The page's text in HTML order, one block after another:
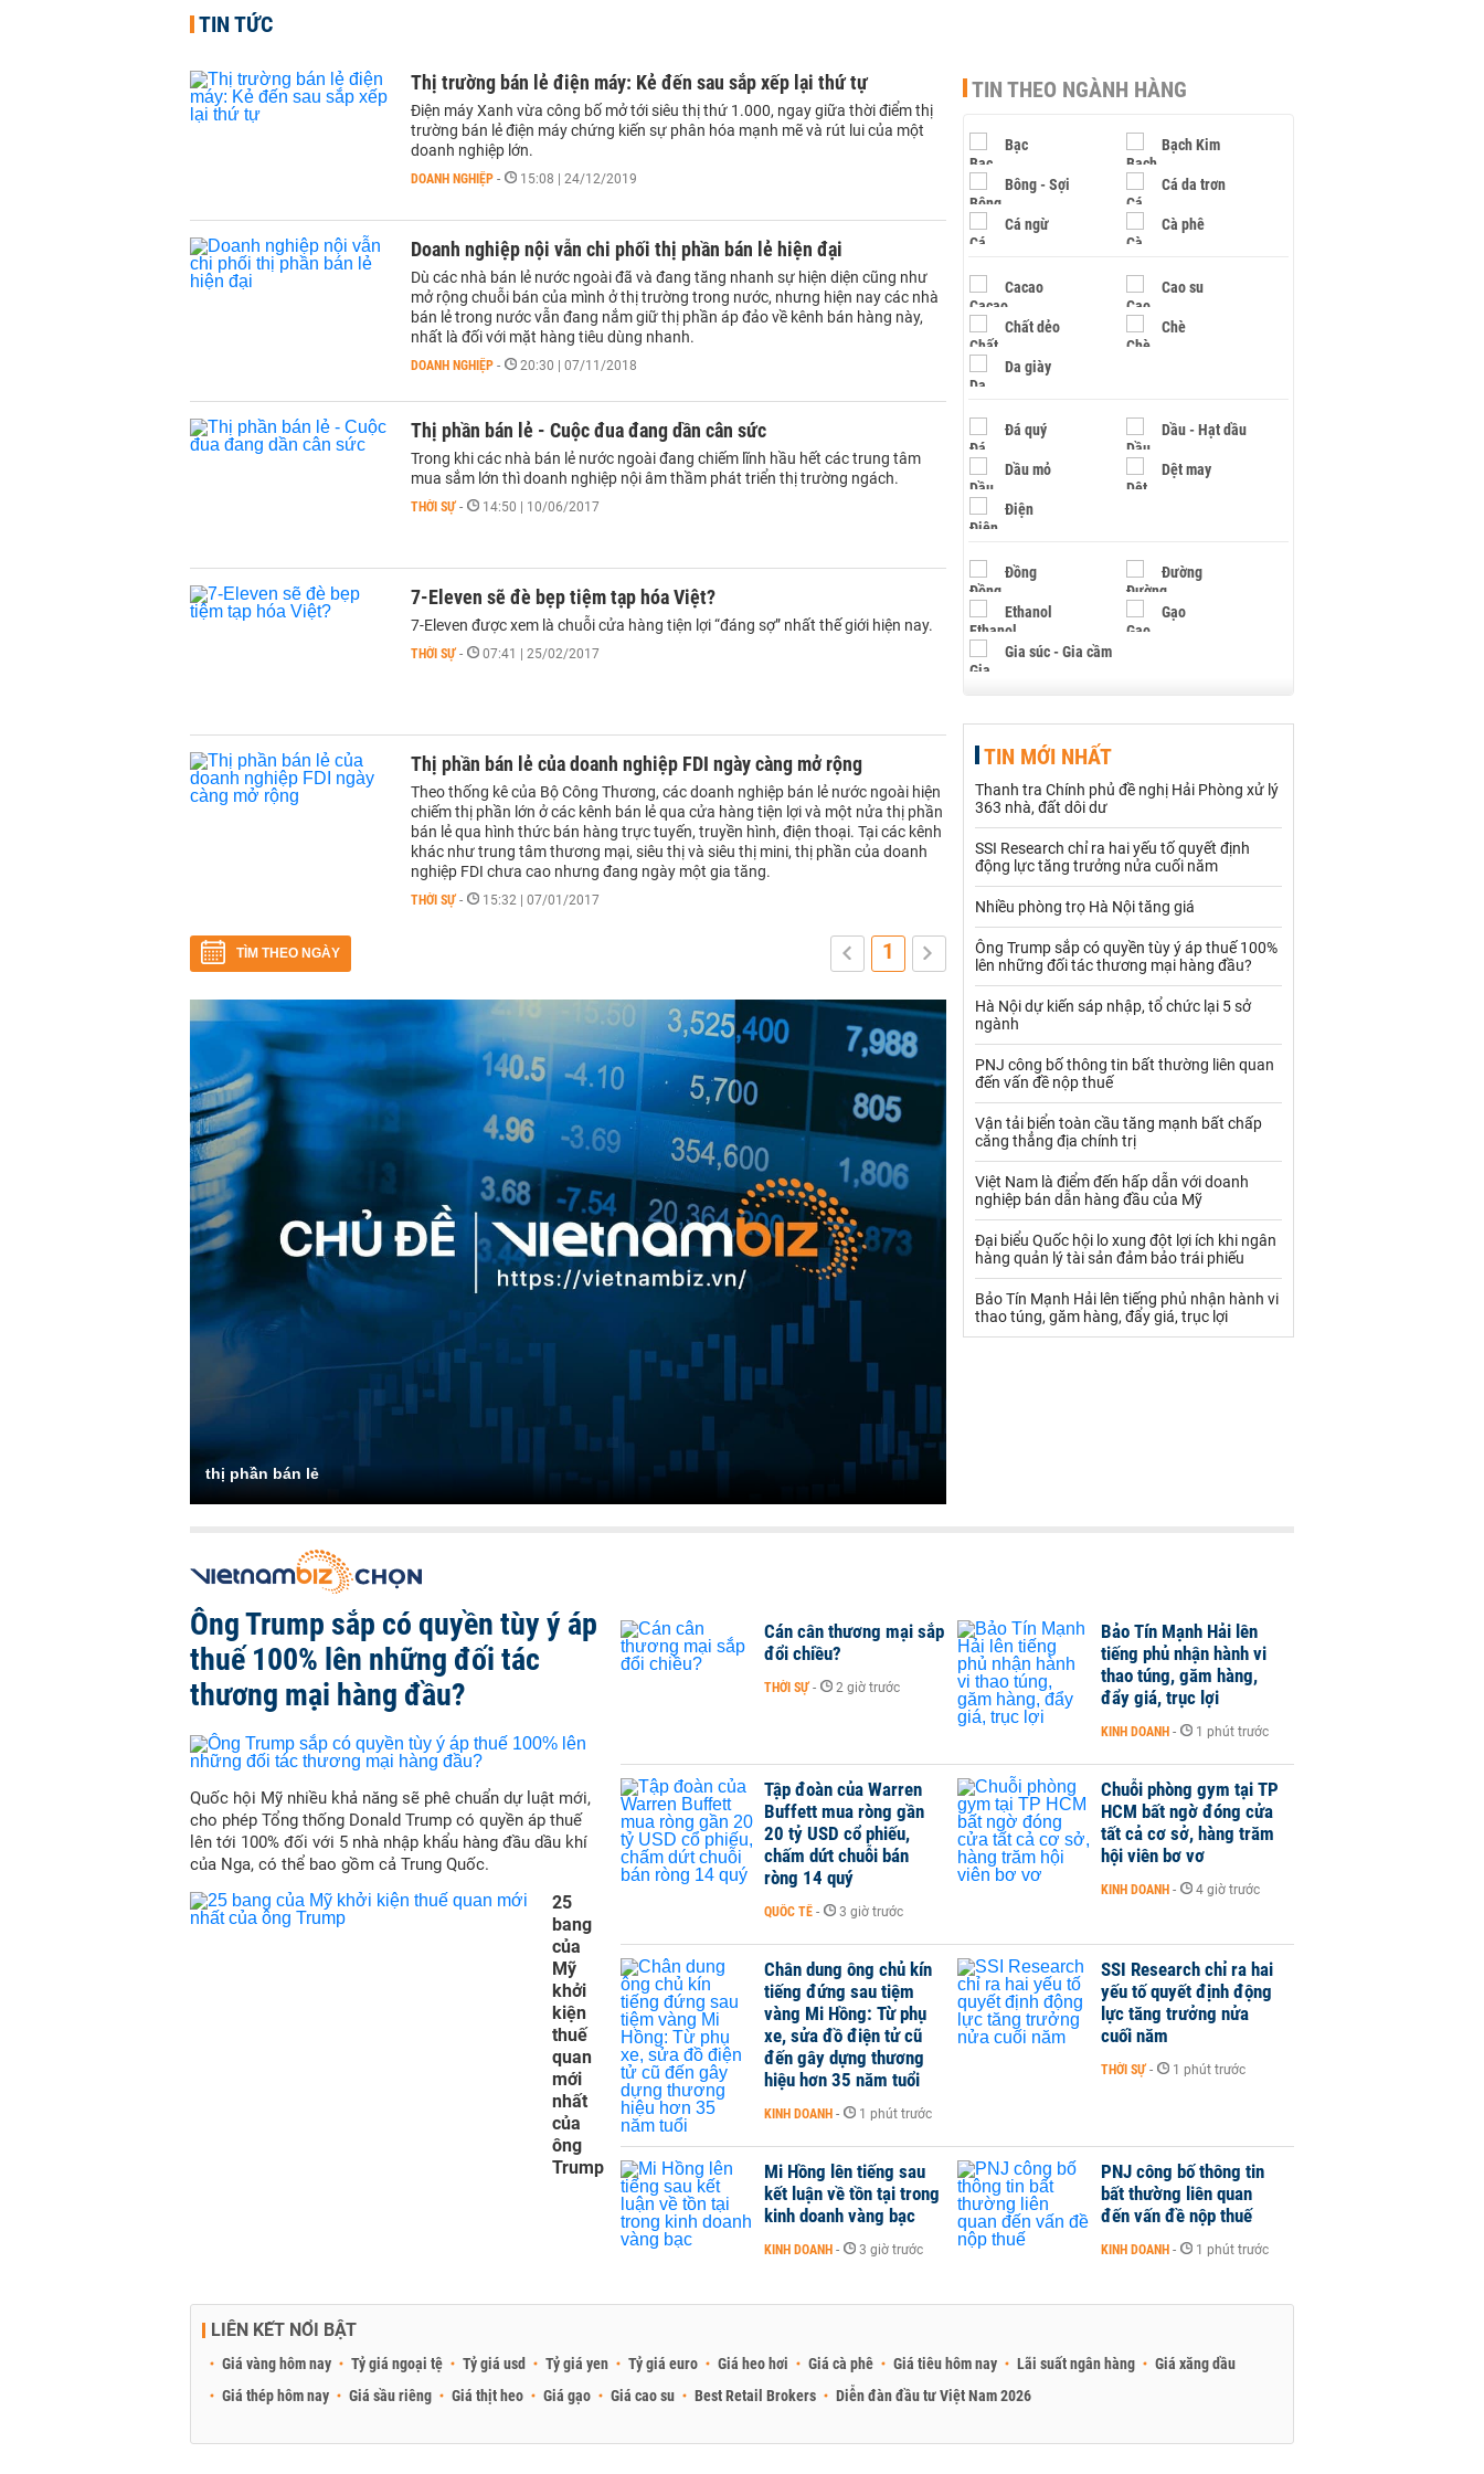
TIN TỨC
Thị trường bán lẻ điện máy: Kẻ đến sau sắp xếp lại thứ tự
Điện máy Xanh vừa công bố mở tới siêu thị thứ 1.000, ngay giữa thời điểm thị
trường bán lẻ điện máy chứng kiến sự phân hóa mạnh mẽ và rút lui của một
doanh nghiệp lớn.
DOANH NGHIỆP - 15:08 | 24/12/2019
Doanh nghiệp nội vẫn chi phối thị phần bán lẻ hiện đại
Dù các nhà bán lẻ nước ngoài đã và đang tăng nhanh sự hiện diện cũng như
mở rộng chuỗi bán của mình ở thị trường trong nước, nhưng hiện nay các nhà
bán lẻ trong nước vẫn đang nắm giữ thị phần áp đảo về kênh bán hàng này,
nhất là đối với mặt hàng tiêu dùng nhanh.
DOANH NGHIỆP - 20:30 | 07/11/2018
Thị phần bán lẻ - Cuộc đua đang dần cân sức
Trong khi các nhà bán lẻ nước ngoài đang chiếm lĩnh hầu hết các trung tâm
mua sắm lớn thì doanh nghiệp nội âm thầm phát triển thị trường ngách.
THỜI SỰ - 14:50 | 10/06/2017
7-Eleven sẽ đè bẹp tiệm tạp hóa Việt?
7-Eleven được xem là chuỗi cửa hàng tiện lợi “đáng sợ” nhất thế giới hiện nay.
THỜI SỰ - 07:41 | 25/02/2017
Thị phần bán lẻ của doanh nghiệp FDI ngày càng mở rộng
Theo thống kê của Bộ Công Thương, các doanh nghiệp bán lẻ nước ngoài hiện
chiếm thị phần lớn ở các kênh bán lẻ qua cửa hàng tiện lợi và một nửa thị phần
bán lẻ qua hình thức bán hàng trực tuyến, truyền hình, điện thoại. Tại các kênh
khác như trung tâm thương mại, siêu thị và siêu thị mini, thị phần của doanh
nghiệp FDI chưa cao nhưng đang ngày một gia tăng.
THỜI SỰ - 15:32 | 07/01/2017
TÌM THEO NGÀY 1
thị phần bán lẻ
TIN THEO NGÀNH HÀNG
Bạc Bạch Kim
Bông - Sợi Cá da trơn
Cá ngừ Cà phê
Cacao Cao su
Chất dẻo Chè
Da giày
Đá quý Dầu - Hạt dầu
Dầu mỏ Dệt may
Điện
Đồng Đường
Ethanol Gạo
Gia súc - Gia cầm
Hạt điều
Khí đốt
Kim loại khác Mắc ca
Muối Ngũ cốc
Nhựa - Hạt nhựa
Palladium Phân bón
Sữa
Than
Thủy hải sản khác Tôm
Vàng
VLXD khác Xăng dầu
Xi măng - Clynker
TIN MỚI NHẤT
Thanh tra Chính phủ đề nghị Hải Phòng xử lý
363 nhà, đất dôi dư
SSI Research chỉ ra hai yếu tố quyết định
động lực tăng trưởng nửa cuối năm
Nhiều phòng trọ Hà Nội tăng giá
Ông Trump sắp có quyền tùy ý áp thuế 100%
lên những đối tác thương mại hàng đầu?
Hà Nội dự kiến sáp nhập, tổ chức lại 5 sở
ngành
PNJ công bố thông tin bất thường liên quan
đến vấn đề nộp thuế
Vận tải biển toàn cầu tăng mạnh bất chấp
căng thẳng địa chính trị
Việt Nam là điểm đến hấp dẫn với doanh
nghiệp bán dẫn hàng đầu của Mỹ
Đại biểu Quốc hội lo xung đột lợi ích khi ngân
hàng quản lý tài sản đảm bảo trái phiếu
Bảo Tín Mạnh Hải lên tiếng phủ nhận hành vi
thao túng, găm hàng, đẩy giá, trục lợi
Ông Trump sắp có quyền tùy ý áp
thuế 100% lên những đối tác
thương mại hàng đầu?
Quốc hội Mỹ nhiều khả năng sẽ phê chuẩn dự luật mới,
cho phép Tổng thống Donald Trump có quyền áp thuế
lên tới 100% đối với 5 nhà nhập khẩu hàng đầu dầu khí
của Nga, có thể bao gồm cả Trung Quốc.
25
bang
của
Mỹ
khởi
kiện
thuế
quan
mới
nhất
của
ông
Trump
Cán cân thương mại sắp
đổi chiều?
THỜI SỰ - 2 giờ trước
Bảo Tín Mạnh Hải lên
tiếng phủ nhận hành vi
thao túng, găm hàng,
đẩy giá, trục lợi
KINH DOANH - 1 phút trước
Tập đoàn của Warren
Buffett mua ròng gần
20 tỷ USD cổ phiếu,
chấm dứt chuỗi bán
ròng 14 quý
QUỐC TẾ - 3 giờ trước
Chuỗi phòng gym tại TP
HCM bất ngờ đóng cửa
tất cả cơ sở, hàng trăm
hội viên bơ vơ
KINH DOANH - 4 giờ trước
Chân dung ông chủ kín
tiếng đứng sau tiệm
vàng Mi Hồng: Từ phụ
xe, sửa đồ điện tử cũ
đến gây dựng thương
hiệu hơn 35 năm tuổi
KINH DOANH - 1 phút trước
SSI Research chỉ ra hai
yếu tố quyết định động
lực tăng trưởng nửa
cuối năm
THỜI SỰ - 1 phút trước
Mi Hồng lên tiếng sau
kết luận về tồn tại trong
kinh doanh vàng bạc
KINH DOANH - 3 giờ trước
PNJ công bố thông tin
bất thường liên quan
đến vấn đề nộp thuế
KINH DOANH - 1 phút trước
LIÊN KẾT NỔI BẬT
Giá vàng hôm nay Tỷ giá ngoại tệ Tỷ giá usd Tỷ giá yen Tỷ giá euro Giá heo hơi Giá cà phê Giá tiêu hôm nay Lãi suất ngân hàng
Giá xăng dầu
Giá thép hôm nay
Giá sầu riêng Giá thịt heo Giá gạo Giá cao su Best Retail Brokers Diễn đàn đầu tư Việt Nam 2026